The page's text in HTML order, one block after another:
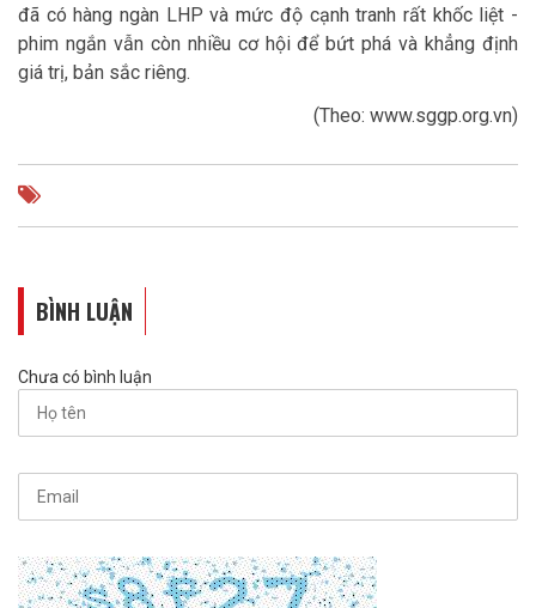
đã có hàng ngàn LHP và mức độ cạnh tranh rất khốc liệt -
phim ngắn vẫn còn nhiều cơ hội để bứt phá và khẳng định
giá trị, bản sắc riêng.
(Theo: www.sggp.org.vn)
BÌNH LUẬN
Chưa có bình luận